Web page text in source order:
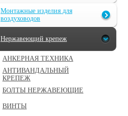
Монтажные изделия для
воздуховодов
Нержавеющий крепеж
АНКЕРНАЯ ТЕХНИКА
АНТИВАНДАЛЬНЫЙ
КРЕПЕЖ
БОЛТЫ НЕРЖАВЕЮЩИЕ
ВИНТЫ